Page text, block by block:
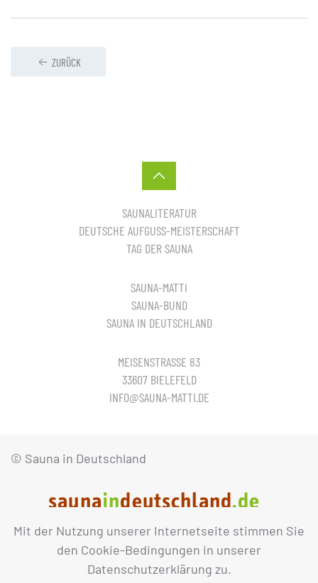
Mit der Nutzung unserer Internetseite stimmen Sie
den Cookie-Bedingungen in unserer
Datenschutzerklärung zu.
ZURÜCK
SAUNALITERATUR
DEUTSCHE AUFGUSS-MEISTERSCHAFT
TAG DER SAUNA
SAUNA-MATTI
SAUNA-BUND
SAUNA IN DEUTSCHLAND
MEISENSTRASSE 83
33607 BIELEFELD
INFO@SAUNA-MATTI.DE
© Sauna in Deutschland
IMPRESSUM DATENSCHUTZ